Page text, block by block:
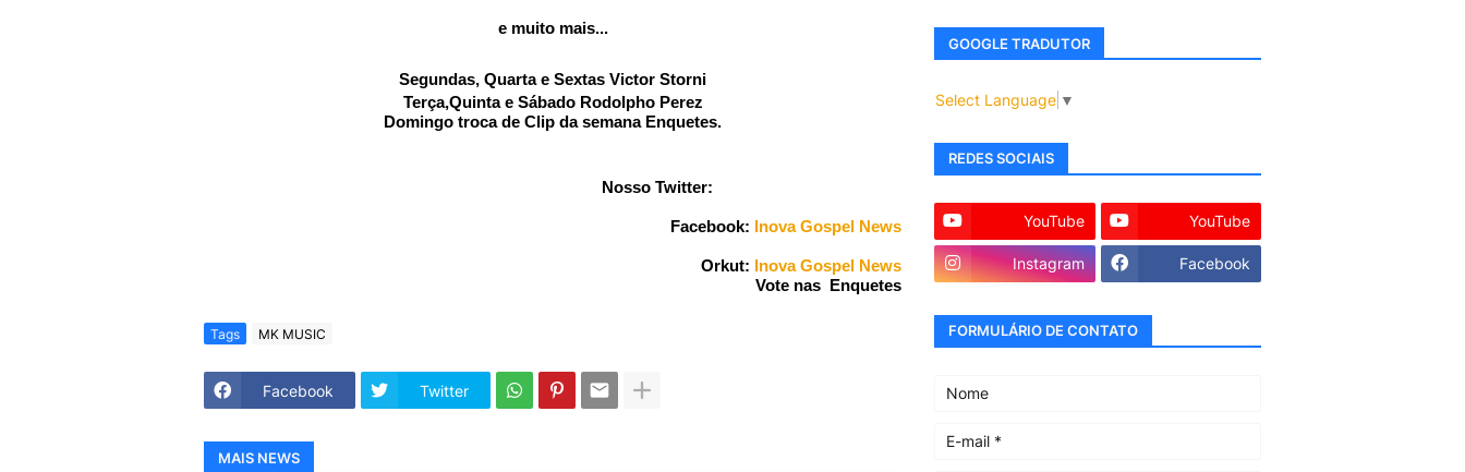
e muito mais...
Segundas, Quarta e Sextas Victor Storni
Terça,Quinta e Sábado Rodolpho Perez
Domingo troca de Clip da semana Enquetes.
Nosso Twitter:
Facebook: Inova Gospel News
Orkut: Inova Gospel News
Vote nas Enquetes
Tags MK MUSIC
Facebook Twitter
MAIS NEWS
GOOGLE TRADUTOR
Select Language ▼
REDES SOCIAIS
YouTube YouTube
Instagram Facebook
FORMULÁRIO DE CONTATO